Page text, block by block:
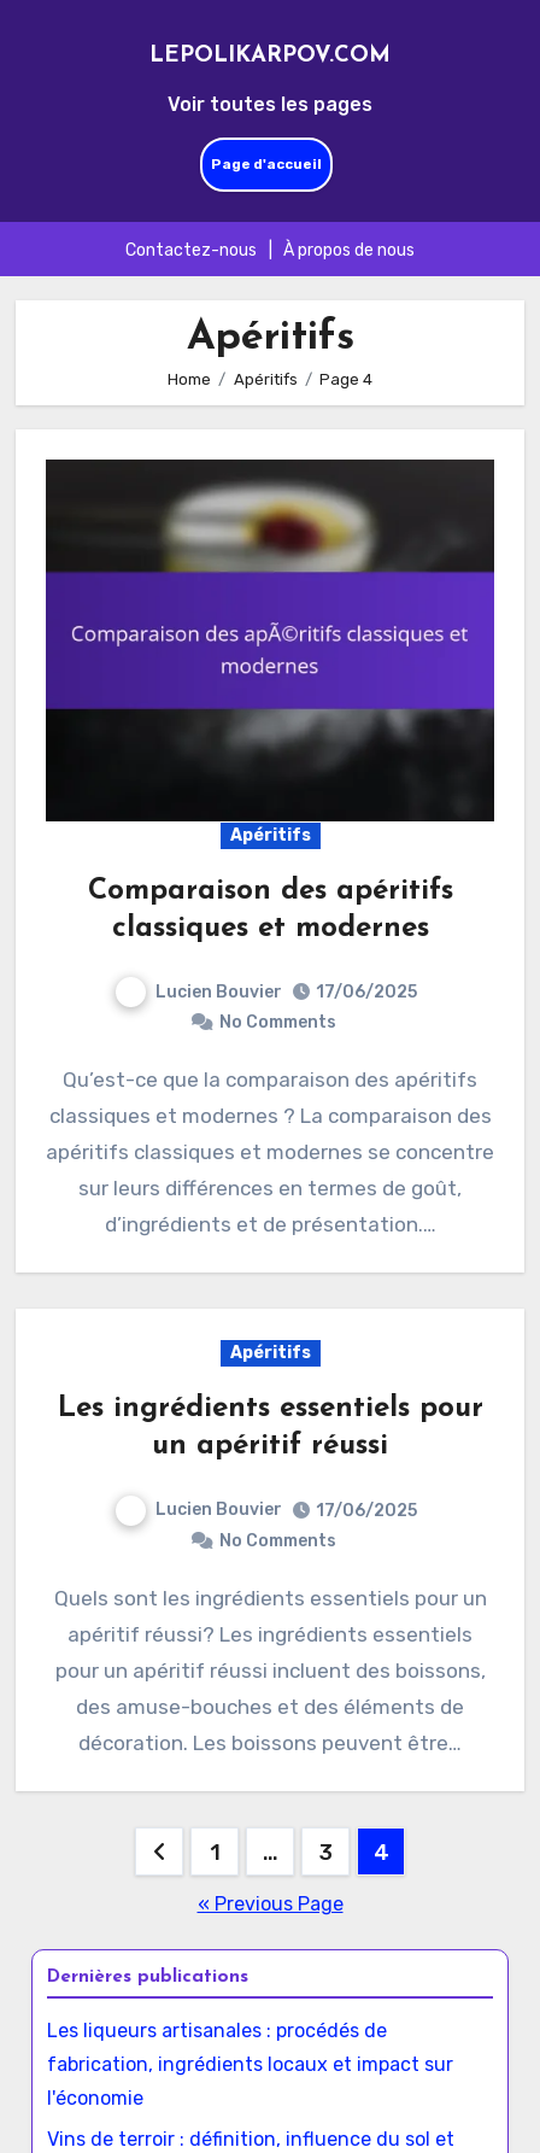
Voir toutes les pages
LEPOLIKARPOV.COM
Page d'accueil
Contactez-nous À propos de nous
Apéritifs
Home Apéritifs Page 4
Apéritifs
Comparaison des apéritifs
classiques et modernes
Lucien Bouvier
17/06/2025
No Comments
Qu’est-ce que la comparaison des apéritifs
classiques et modernes ? La comparaison des
apéritifs classiques et modernes se concentre
sur leurs différences en termes de goût,
d’ingrédients et de présentation.…
Apéritifs
Les ingrédients essentiels pour
un apéritif réussi
Lucien Bouvier
17/06/2025
No Comments
Quels sont les ingrédients essentiels pour un
apéritif réussi? Les ingrédients essentiels
pour un apéritif réussi incluent des boissons,
des amuse-bouches et des éléments de
décoration. Les boissons peuvent être…
pagination
1 … 3 4
« Previous Page
Dernières publications
Les liqueurs artisanales : procédés de
fabrication, ingrédients locaux et impact sur
l'économie
Vins de terroir : définition, influence du sol et